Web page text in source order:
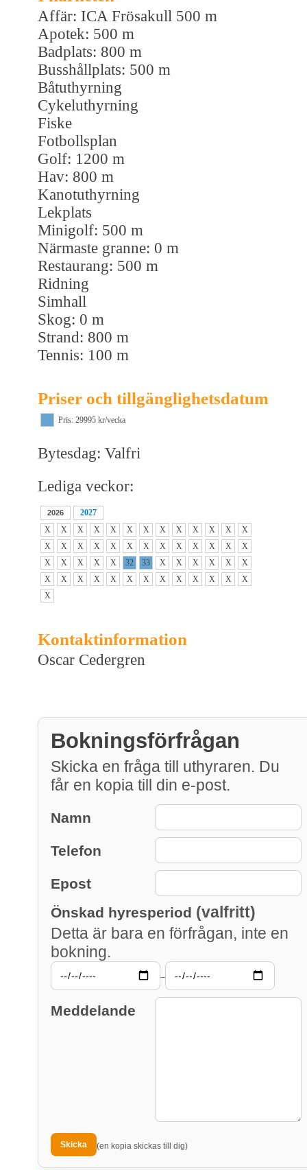
Affär: ICA Frösakull 500 m
Apotek: 500 m
Badplats: 800 m
Busshållplats: 500 m
Båtuthyrning
Cykeluthyrning
Fiske
Fotbollsplan
Golf: 1200 m
Hav: 800 m
Kanotuthyrning
Lekplats
Minigolf: 500 m
Närmaste granne: 0 m
Restaurang: 500 m
Ridning
Simhall
Skog: 0 m
Strand: 800 m
Tennis: 100 m
Priser och tillgänglighetsdatum
Pris: 29995 kr/vecka
Bytesdag: Valfri
Lediga veckor:
2026
2027
X
X X X X X X X X X X X
X
X
X X X X X X X X X X X
X
X
X X X X 32 33 X X X X X
X
X
X X X X X X X X X X X
X
X
Kontaktinformation
Oscar Cedergren
Bokningsförfrågan
Skicka en fråga till uthyraren. Du
får en kopia till din e-post.
Namn
Telefon
Epost
Önskad hyresperiod (valfritt)
Detta är bara en förfrågan, inte en
bokning.
–
Meddelande
(en kopia skickas till dig)